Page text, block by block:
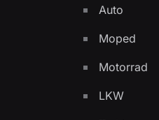
Auto
Moped
Motorrad
LKW